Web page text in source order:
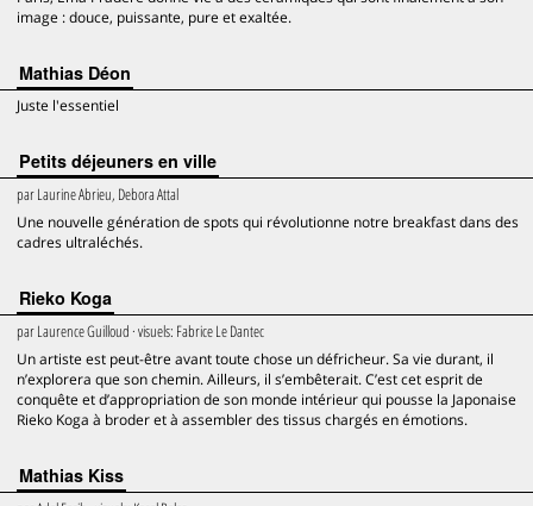
image : douce, puissante, pure et exaltée.
Mathias Déon
Juste l'essentiel
Petits déjeuners en ville
parLaurine Abrieu, Debora Attal
Une nouvelle génération de spots qui révolutionne notre breakfast dans des
cadres ultraléchés.
Rieko Koga
parLaurence Guilloud · visuels: Fabrice Le Dantec
Un artiste est peut-être avant toute chose un défricheur. Sa vie durant, il
n’explorera que son chemin. Ailleurs, il s’embêterait. C’est cet esprit de
conquête et d’appropriation de son monde intérieur qui pousse la Japonaise
Rieko Koga à broder et à assembler des tissus chargés en émotions.
Mathias Kiss